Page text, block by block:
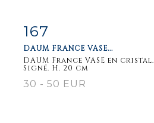
Item detail
167
DAUM FRANCE VASE...
DAUM France VASE en cristal.
Signé. H. 20 cm
30 - 50 EUR